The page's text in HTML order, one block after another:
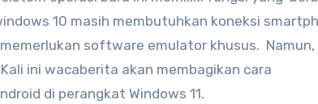
10 masih membutuhkan koneksi
software emulator khusus. Namun,
ini wacaberita akan membagikan cara
di perangkat Windows 11.